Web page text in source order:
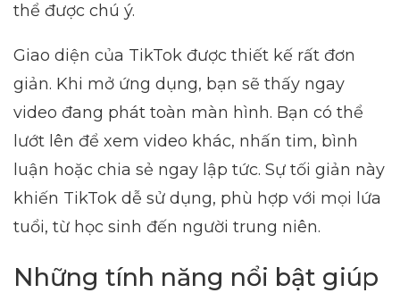
thể được chú ý.
Giao diện của TikTok được thiết kế rất đơn
giản. Khi mở ứng dụng, bạn sẽ thấy ngay
video đang phát toàn màn hình. Bạn có thể
lướt lên để xem video khác, nhấn tim, bình
luận hoặc chia sẻ ngay lập tức. Sự tối giản này
khiến TikTok dễ sử dụng, phù hợp với mọi lứa
tuổi, từ học sinh đến người trung niên.
Những tính năng nổi bật giúp